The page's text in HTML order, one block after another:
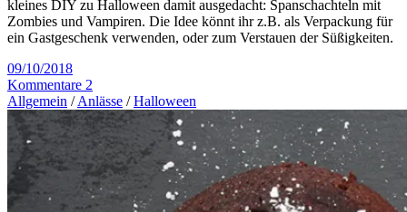
kleines DIY zu Halloween damit ausgedacht: Spanschachteln mit
Zombies und Vampiren. Die Idee könnt ihr z.B. als Verpackung für
ein Gastgeschenk verwenden, oder zum Verstauen der Süßigkeiten.
09/10/2018
Kommentare 2
Allgemein /Anlässe /Halloween